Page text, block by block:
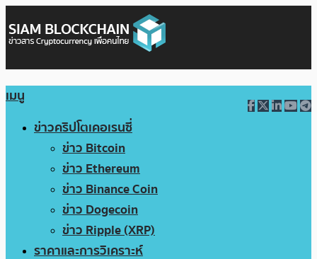
เมนู
ข่าวคริปโตเคอเรนซี่
ข่าว Bitcoin
ข่าว Ethereum
ข่าว Binance Coin
ข่าว Dogecoin
ข่าว Ripple (XRP)
ราคาและการวิเคราะห์